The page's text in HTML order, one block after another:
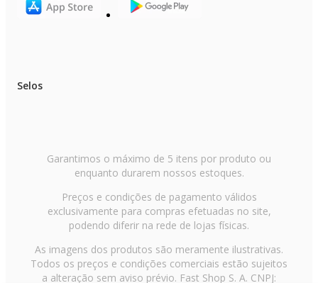
Selos
Garantimos o máximo de 5 itens por produto ou
enquanto durarem nossos estoques.
Preços e condições de pagamento válidos
exclusivamente para compras efetuadas no site,
podendo diferir na rede de lojas físicas.
As imagens dos produtos são meramente ilustrativas.
Todos os preços e condições comerciais estão sujeitos
a alteração sem aviso prévio. Fast Shop S. A. CNPJ: